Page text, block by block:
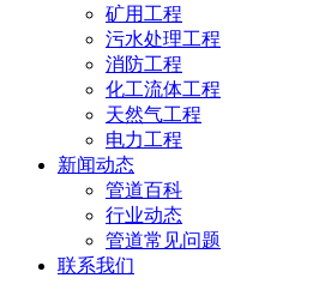
矿用工程
污水处理工程
消防工程
化工流体工程
天然气工程
电力工程
新闻动态
管道百科
行业动态
管道常见问题
联系我们